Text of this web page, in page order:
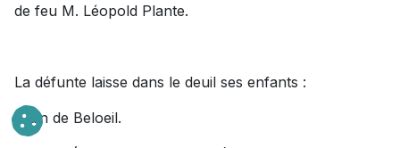
de feu M. Léopold Plante.
La défunte laisse dans le deuil ses enfants :
Alain de Beloeil.